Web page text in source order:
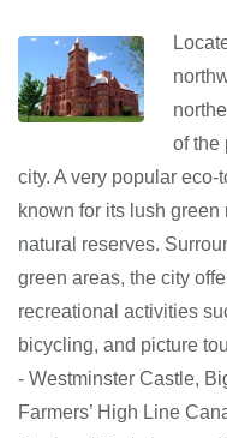
of the
city. A very popular
known for its lush
natural reserves.
green areas, the city
recreational activities
bicycling, and picture
- Westminster Castle,
Farmers’ High Line